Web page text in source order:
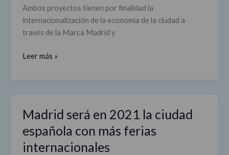
Ambos proyectos tienen por finalidad la
internacionalización de la economía de la ciudad a
través de la Marca Madrid y
Construcción
Leer más »
Madrid será en 2021 la ciudad
española con más ferias
internacionales
Madrid
en
2021